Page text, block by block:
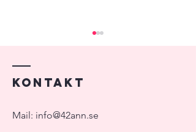
Att välja vigsellokal
Kontakt
Mail: info@42ann.se